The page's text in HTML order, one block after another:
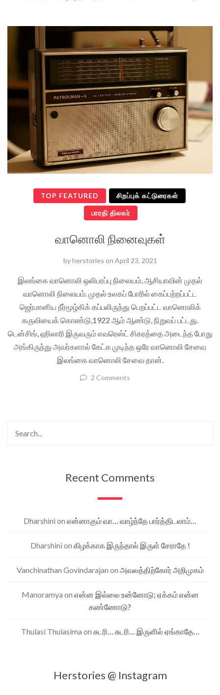
TOP FEATURED சிறப்புக் கட்டுரைகள்
பாரதி திலகர்
வானொலி நினைவுகள்
byherstories on April 23, 2021
இலங்கை வானொலி ஒலிபரப்பு நிலையம், ஆசியாவின் முதல்
வானொலி நிலையம். முதல் உலகப் போரில் கைப்பற்றப்பட்ட
ஜெர்மானிய நீர்மூழ்கிக் கப்பலிருந்து பெறப்பட்ட வானொலிக்
கருவியைக் கொண்டு,1922 ஆம் ஆண்டு, நிறுவப் பட்டது.
டென்சிங், ஹிலாரி இருவரும் எவரெஸ்ட் சிகரத்தை அடைந்த போது
அங்கிருந்து அவர்களால் கேட்க முடிந்த ஒரே வானொலி சேவை
இலங்கை வானொலி சேவை தான்.
2 Comments
Recent Comments
Dharshini on என்னாகும் வா… வாழ்ந்தே பார்த்திடலாம்…
Dharshini on கிழக்காக இருந்தால் இருள் சேராதே !
Vanchinathan Govindarajan on அவலத்திற்கோர் அறிமுகம்
Manoramya on என்ன இல்லை உன்னோடு; ஏக்கம் என்ன
கண்ணோடு?
Thulasi Thulasima on சுடரி… சுடரி… இருளில் ஏங்காதே…
Herstories @ Instagram